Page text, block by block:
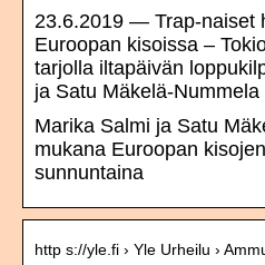
23.6.2019 — Trap-naiset
Euroopan kisoissa –
tarjolla iltapäivän
ja Satu Mäkelä-
Marika Salmi ja Satu
mukana Euroopan
sunnuntaina
http s://yle.fi › Yle Urheilu ›